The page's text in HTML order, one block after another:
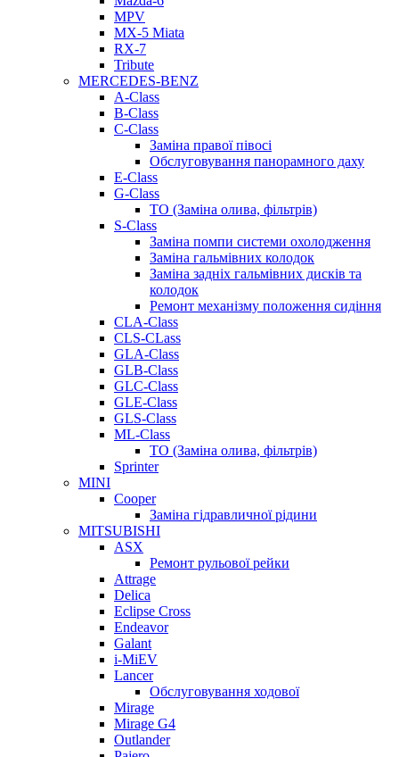
MPV
MX-5 Miata
RX-7
Tribute
MERCEDES-BENZ
A-Class
B-Class
C-Class
Заміна правої півосі
Обслуговування панорамного даху
E-Class
G-Class
ТО (Заміна олива, фільтрів)
S-Class
Заміна помпи системи охолодження
Заміна гальмівних колодок
Заміна задніх гальмівних дисків та
колодок
Ремонт механізму положення сидіння
CLA-Class
CLS-CLass
GLA-Class
GLB-Class
GLC-Class
GLE-Class
GLS-Class
ML-Class
ТО (Заміна олива, фільтрів)
Sprinter
MINI
Cooper
Заміна гідравличної рідини
MITSUBISHI
ASX
Ремонт рульової рейки
Attrage
Delica
Eclipse Cross
Endeavor
Galant
i-MiEV
Lancer
Обслуговування ходової
Mirage
Mirage G4
Outlander